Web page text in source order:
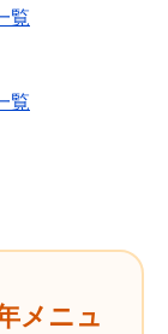
覧
覧
メニュ